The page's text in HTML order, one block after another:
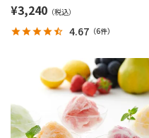
¥3,240
4.67 （6件）